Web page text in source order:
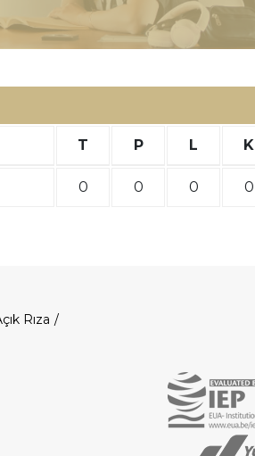
T P L K
0 0 0 0
Rıza